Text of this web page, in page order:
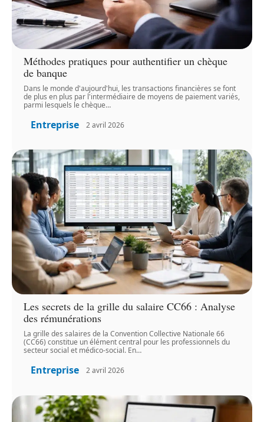
Méthodes pratiques pour authentifier un chèque
de banque
Dans le monde d'aujourd'hui, les transactions financières se font
de plus en plus par l'intermédiaire de moyens de paiement variés,
parmi lesquels le chèque…
Entreprise 2 avril 2026
Les secrets de la grille du salaire CC66 : Analyse
des rémunérations
La grille des salaires de la Convention Collective Nationale 66
(CC66) constitue un élément central pour les professionnels du
secteur social et médico-social. En…
Entreprise 2 avril 2026